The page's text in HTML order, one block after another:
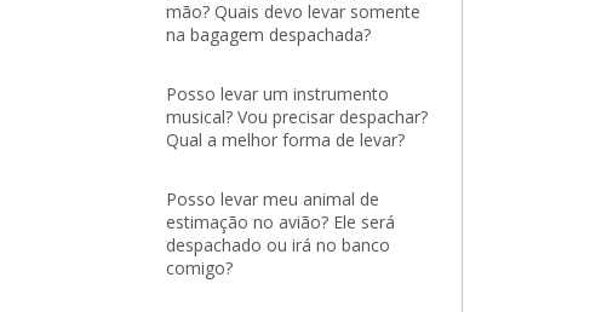
mão? Quais devo levar somente
na bagagem despachada?
Posso levar um instrumento
musical? Vou precisar despachar?
Qual a melhor forma de levar?
Posso levar meu animal de
estimação no avião? Ele será
despachado ou irá no banco
comigo?